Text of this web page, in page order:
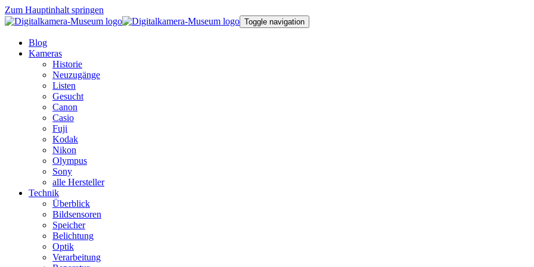
Zum Hauptinhalt springen
Toggle navigation
Blog
Kameras
Historie
Neuzugänge
Listen
Gesucht
Canon
Casio
Fuji
Kodak
Nikon
Olympus
Sony
alle Hersteller
Technik
Überblick
Bildsensoren
Speicher
Belichtung
Optik
Verarbeitung